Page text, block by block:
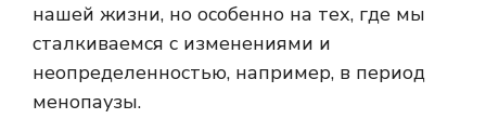
нашей жизни, но особенно на тех, где мы
сталкиваемся с изменениями и
неопределенностью, например, в период
менопаузы.